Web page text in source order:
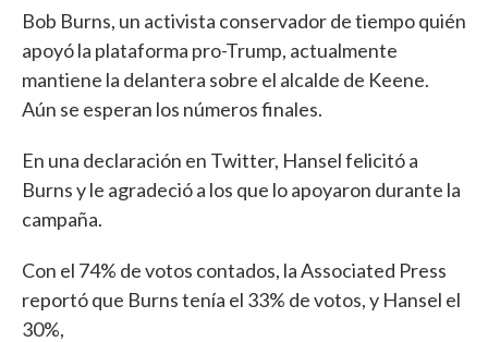
Bob Burns, un activista conservador de tiempo quién
apoyó la plataforma pro-Trump, actualmente
mantiene la delantera sobre el alcalde de Keene.
Aún se esperan los números finales.
En una declaración en Twitter, Hansel felicitó a
Burns y le agradeció a los que lo apoyaron durante la
campaña.
Con el 74% de votos contados, la Associated Press
reportó que Burns tenía el 33% de votos, y Hansel el
30%,